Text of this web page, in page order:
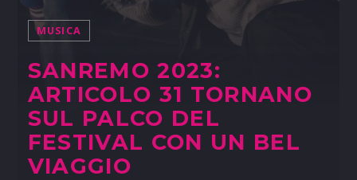
MUSICA
SANREMO 2023:
ARTICOLO 31 TORNANO
SUL PALCO DEL
FESTIVAL CON UN BEL
VIAGGIO